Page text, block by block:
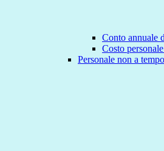
Conto annuale
Costo
Personale non a